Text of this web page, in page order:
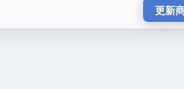
更新